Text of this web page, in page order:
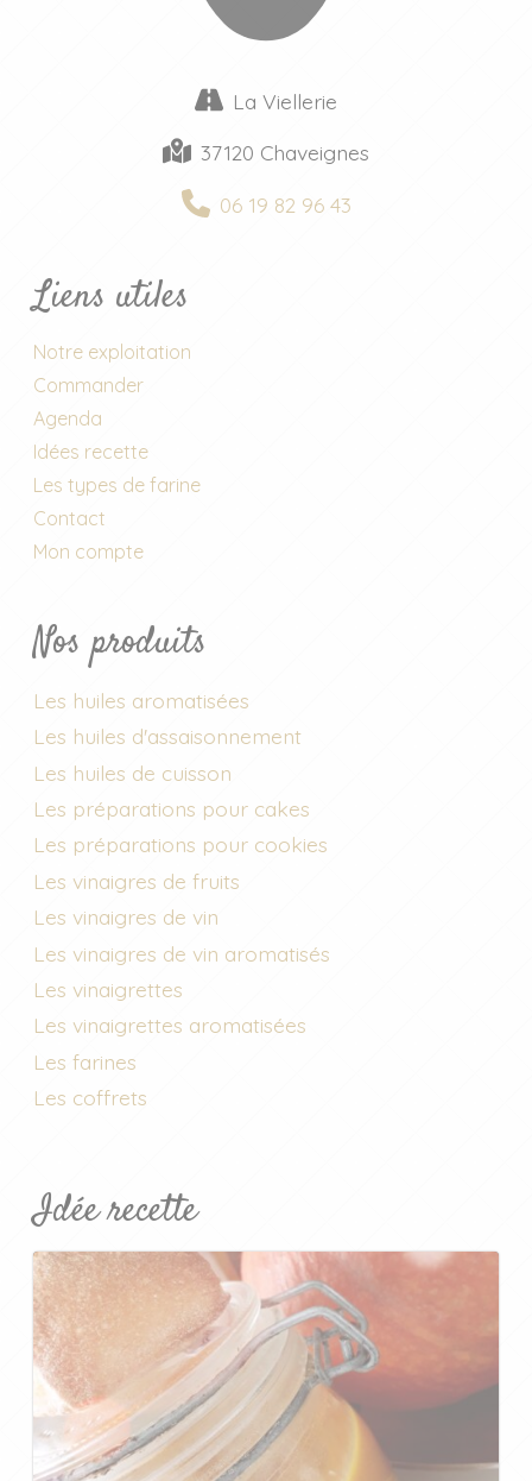
La Viellerie
37120 Chaveignes
06 19 82 96 43
Liens utiles
Notre exploitation
Commander
Agenda
Idées recette
Les types de farine
Contact
Mon compte
Nos produits
Les huiles aromatisées
Les huiles d'assaisonnement
Les huiles de cuisson
Les préparations pour cakes
Les préparations pour cookies
Les vinaigres de fruits
Les vinaigres de vin
Les vinaigres de vin aromatisés
Les vinaigrettes
Les vinaigrettes aromatisées
Les farines
Les coffrets
Idée recette